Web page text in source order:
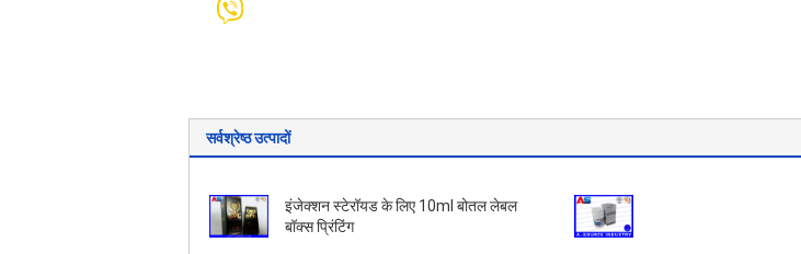
सर्वश्रेष्ठ उत्पादों
इंजेक्शन स्टेरॉयड के लिए 10ml बोतल लेबल
बॉक्स प्रिंटिंग